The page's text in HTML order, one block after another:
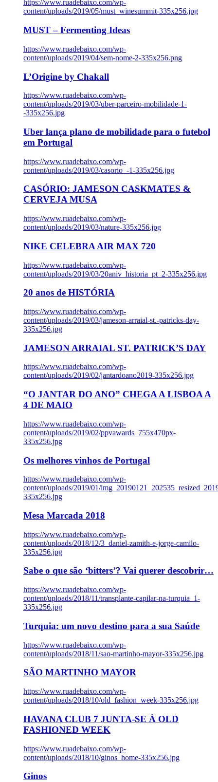
https://www.ruadebaixo.com/wp-
content/uploads/2019/05/must_winesummit-335x256.jpg
MUST – Fermenting Ideas
https://www.ruadebaixo.com/wp-
content/uploads/2019/04/sem-nome-2-335x256.png
L’Origine by Chakall
https://www.ruadebaixo.com/wp-
content/uploads/2019/03/uber-parceiro-mobilidade-1-
-335x256.jpg
Uber lança plano de mobilidade para o futebol
em Portugal
https://www.ruadebaixo.com/wp-
content/uploads/2019/03/casorio_-1-335x256.jpg
CASÓRIO: JAMESON CASKMATES &
CERVEJA MUSA
https://www.ruadebaixo.com/wp-
content/uploads/2019/03/nature-335x256.jpg
NIKE CELEBRA AIR MAX 720
https://www.ruadebaixo.com/wp-
content/uploads/2019/03/20aniv_historia_pt_2-335x256.jpg
20 anos de HISTÓRIA
https://www.ruadebaixo.com/wp-
content/uploads/2019/03/jameson-arraial-st.-patricks-day-
335x256.jpg
JAMESON ARRAIAL ST. PATRICK’S DAY
https://www.ruadebaixo.com/wp-
content/uploads/2019/02/jantardoano2019-335x256.jpg
“O JANTAR DO ANO” CHEGA A LISBOA A
4 DE MAIO
https://www.ruadebaixo.com/wp-
content/uploads/2019/02/ppvawards_755x470px-
335x256.jpg
Os melhores vinhos de Portugal
https://www.ruadebaixo.com/wp-
content/uploads/2019/01/
335x256.jpg
Mesa Marcada 2018
https://www.ruadebaixo.com/wp-
content/uploads/2018/12/3_daniel-zamith-e-jorge-camilo-
335x256.jpg
Sabe o que são ‘bitters’? Vai querer descobrir…
https://www.ruadebaixo.com/wp-
content/uploads/2018/11/transplante-capilar-na-turquia_1-
335x256.jpg
Turquia: um novo destino para a sua Saúde
https://www.ruadebaixo.com/wp-
content/uploads/2018/11/sao-martinho-mayor-335x256.jpg
SÃO MARTINHO MAYOR
https://www.ruadebaixo.com/wp-
content/uploads/2018/10/old_fashion_week-335x256.jpg
HAVANA CLUB 7 JUNTA-SE À OLD
FASHIONED WEEK
https://www.ruadebaixo.com/wp-
content/uploads/2018/10/ginos_home-335x256.jpg
Ginos